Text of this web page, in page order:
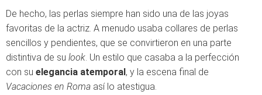
De hecho, las perlas siempre han sido una de las joyas
favoritas de la actriz. A menudo usaba collares de perlas
sencillos y pendientes, que se convirtieron en una parte
distintiva de su look. Un estilo que casaba a la perfección
con su elegancia atemporal, y la escena final de
Vacaciones en Roma así lo atestigua.